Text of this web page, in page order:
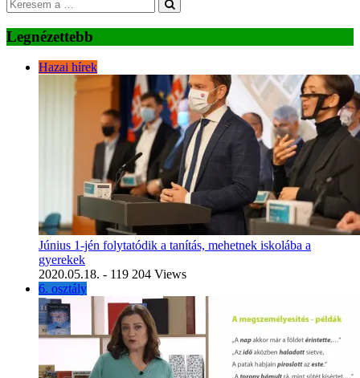
Legnézettebb
Hazai hírek
Június 1-jén folytatódik a tanítás, mehetnek iskolába a
gyerekek
2020.05.18. - 119 204 Views
6. osztály